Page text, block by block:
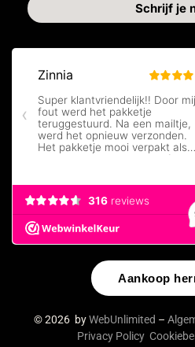
Aankoop
© 2026 byWebUnlimited –
Privacy Policy